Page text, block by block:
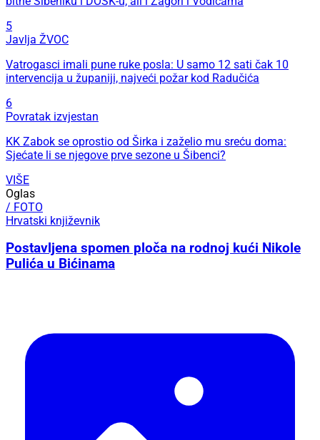
5
Javlja ŽVOC
Vatrogasci imali pune ruke posla: U samo 12 sati čak 10
intervencija u županiji, najveći požar kod Radučića
6
Povratak izvjestan
KK Zabok se oprostio od Širka i zaželio mu sreću doma:
Sjećate li se njegove prve sezone u Šibenci?
VIŠE
Oglas
/ FOTO
Hrvatski književnik
Postavljena spomen ploča na rodnoj kući Nikole
Pulića u Bićinama